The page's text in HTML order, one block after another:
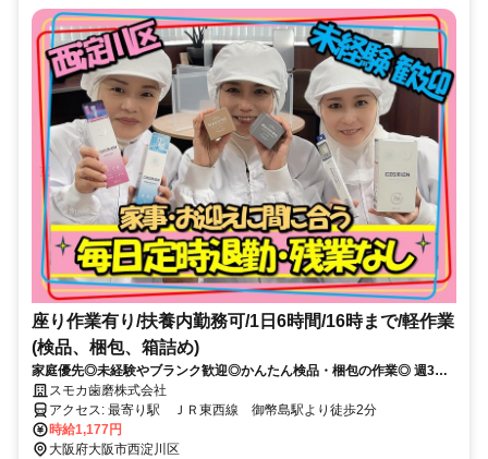
座り作業有り/扶養内勤務可/1日6時間/16時まで/軽作業
(検品、梱包、箱詰め)
家庭優先◎未経験やブランク歓迎◎かんたん検品・梱包の作業◎ 週3日
～扶養内で働ける◎20代～40代活躍中
スモカ歯磨株式会社
アクセス: 最寄り駅 ＪＲ東西線 御幣島駅より徒歩2分
時給1,177円
大阪府大阪市西淀川区